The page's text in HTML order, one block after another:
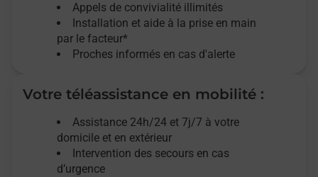
Appels de convivialité illimités
Installation et aide à la prise en main
par le facteur*
Proches informés en cas d'alerte
Votre téléassistance en mobilité :
Assistance 24h/24 et 7j/7 à votre
domicile et en extérieur
Intervention des secours en cas
d’urgence